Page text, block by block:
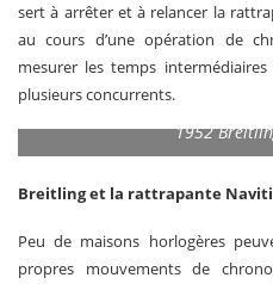
sert à arrêter et à relancer la
au cours d’une opé­ration de
mesurer les temps
plusieurs concurrents.
1952
Breitling et la rattrapante
Peu de maisons horlogères
propres mouvements de